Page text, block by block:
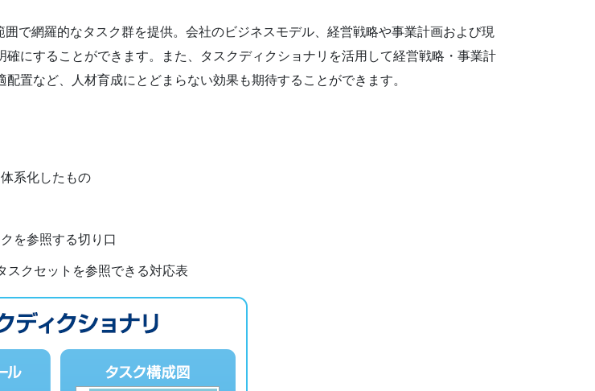
で網羅的なタスク群を提供。会社のビジネスモデル、経営戦略や事業計画および現
にすることができます。また、タスクディクショナリを活用して経営戦略・事業計
置など、人材育成にとどまらない効果も期待することができます。
系化したもの
を参照する切り口
スクセットを参照できる対応表